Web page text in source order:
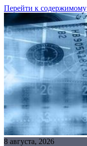
Перейти к содержимому
8 августа, 2026